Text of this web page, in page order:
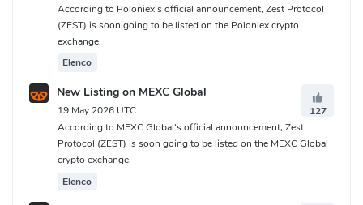
According to Poloniex's official announcement, Zest Protocol
(ZEST) is soon going to be listed on the Poloniex crypto
exchange.
Elenco
New Listing on MEXC Global
19 May 2026 UTC
127
According to MEXC Global's official announcement, Zest
Protocol (ZEST) is soon going to be listed on the MEXC Global
crypto exchange.
Elenco